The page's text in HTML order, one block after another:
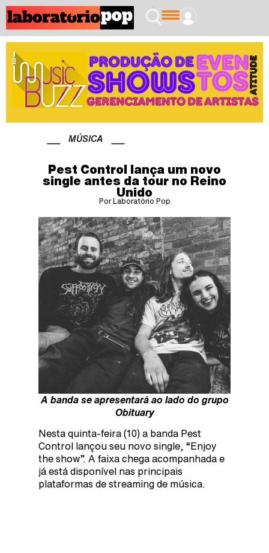
MÚSICA
Pest Control lança um novo
single antes da tour no Reino
Unido
Por Laboratório Pop
A banda se apresentará ao lado do grupo
Obituary
Nesta quinta-feira (10) a banda Pest
Control lançou seu novo single, “Enjoy
the show”. A faixa chega acompanhada e
já está disponível nas principais
plataformas de streaming de música.